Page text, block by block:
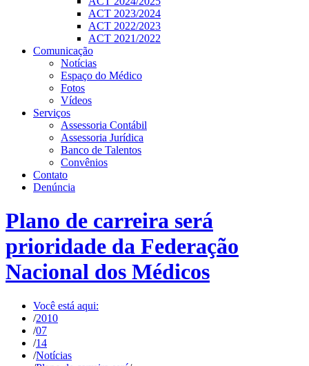
ACT 2023/2024
ACT 2022/2023
ACT 2021/2022
Comunicação
Notícias
Espaço do Médico
Fotos
Vídeos
Serviços
Assessoria Contábil
Assessoria Jurídica
Banco de Talentos
Convênios
Contato
Denúncia
Plano de carreira será
prioridade da Federação
Nacional dos Médicos
Você está aqui:
/2010
/07
/14
/Notícias